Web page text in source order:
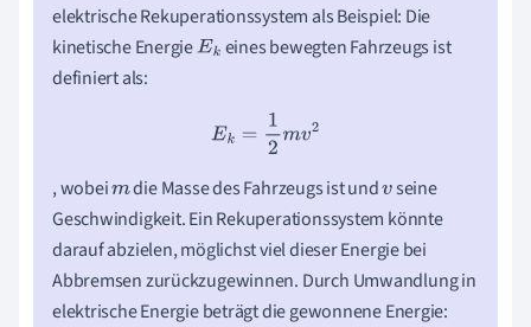
elektrische Rekuperationssystem als Beispiel: Die
kinetische EnergieEk eines bewegten Fahrzeugs ist
definiert als:
E k=1 2mv2
, wobeimdie Masse des Fahrzeugs ist undvseine
Geschwindigkeit. Ein Rekuperationssystem könnte
darauf abzielen, möglichst viel dieser Energie bei
Abbremsen zurückzugewinnen. Durch Umwandlung in
elektrische Energie beträgt die gewonnene Energie: